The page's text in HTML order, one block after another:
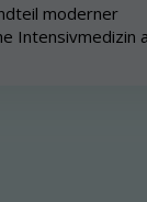
moderner
Intensivmedizin